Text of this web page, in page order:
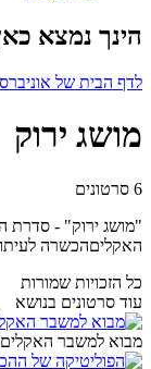
הינך נמצא
לדף הבית של
מושג ירוק
6 סרטונים
"מושג ירוק" - סדרת
האקליםהכשרה
כל הזכויות שמורות
עוד סרטונים בנושא
מבוא למשבר האקלים